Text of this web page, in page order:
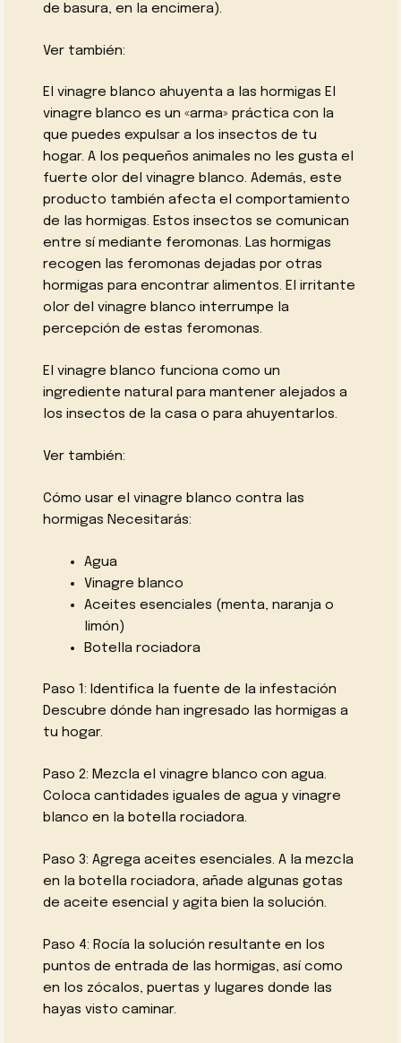
de basura, en la encimera).
Ver también:
El vinagre blanco ahuyenta a las hormigas El
vinagre blanco es un «arma» práctica con la
que puedes expulsar a los insectos de tu
hogar. A los pequeños animales no les gusta el
fuerte olor del vinagre blanco. Además, este
producto también afecta el comportamiento
de las hormigas. Estos insectos se comunican
entre sí mediante feromonas. Las hormigas
recogen las feromonas dejadas por otras
hormigas para encontrar alimentos. El irritante
olor del vinagre blanco interrumpe la
percepción de estas feromonas.
El vinagre blanco funciona como un
ingrediente natural para mantener alejados a
los insectos de la casa o para ahuyentarlos.
Ver también:
Cómo usar el vinagre blanco contra las
hormigas Necesitarás:
Agua
Vinagre blanco
Aceites esenciales (menta, naranja o
limón)
Botella rociadora
Paso 1: Identifica la fuente de la infestación
Descubre dónde han ingresado las hormigas a
tu hogar.
Paso 2: Mezcla el vinagre blanco con agua.
Coloca cantidades iguales de agua y vinagre
blanco en la botella rociadora.
Paso 3: Agrega aceites esenciales. A la mezcla
en la botella rociadora, añade algunas gotas
de aceite esencial y agita bien la solución.
Paso 4: Rocía la solución resultante en los
puntos de entrada de las hormigas, así como
en los zócalos, puertas y lugares donde las
hayas visto caminar.